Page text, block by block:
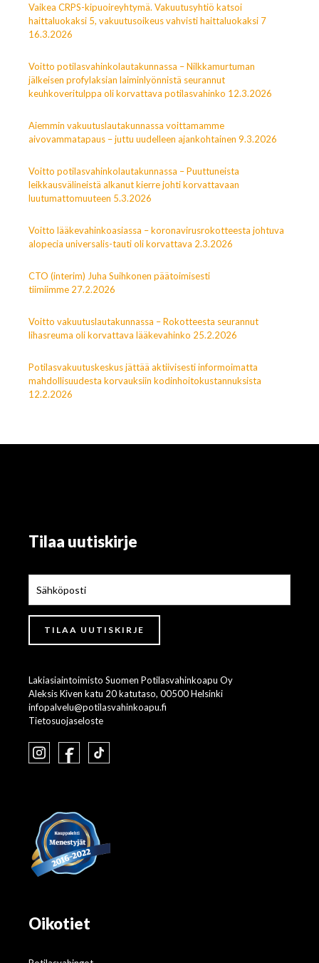
Vaikea CRPS-kipuoireyhtymä. Vakuutusyhtiö katsoi
haittaluokaksi 5, vakuutusoikeus vahvisti haittaluokaksi 7
16.3.2026
Voitto potilasvahinkolautakunnassa – Nilkkamurtuman
jälkeisen profylaksian laiminlyönnistä seurannut
keuhkoveritulppa oli korvattava potilasvahinko 12.3.2026
Aiemmin vakuutuslautakunnassa voittamamme
aivovammatapaus – juttu uudelleen ajankohtainen 9.3.2026
Voitto potilasvahinkolautakunnassa – Puuttuneista
leikkausvälineistä alkanut kierre johti korvattavaan
luutumattomuuteen 5.3.2026
Voitto lääkevahinkoasiassa – koronavirusrokotteesta johtuva
alopecia universalis-tauti oli korvattava 2.3.2026
CTO (interim) Juha Suihkonen päätoimisesti
tiimiimme 27.2.2026
Voitto vakuutuslautakunnassa – Rokotteesta seurannut
lihasreuma oli korvattava lääkevahinko 25.2.2026
Potilasvakuutuskeskus jättää aktiivisesti informoimatta
mahdollisuudesta korvauksiin kodinhoitokustannuksista
12.2.2026
Tilaa uutiskirje
Lakiasiaintoimisto Suomen Potilasvahinkoapu Oy
Aleksis Kiven katu 20 katutaso, 00500 Helsinki
infopalvelu@potilasvahinkoapu.fi
Tietosuojaseloste
Oikotiet